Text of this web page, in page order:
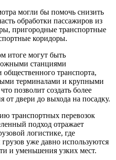
могли бы помочь снизить
обработки пассажиров из
пригородные транспортные
коридоры.
итоге могут быть
станциями
транспорта,
терминалами и крупными
позволит создать более
от двери до выхода на посадку.
транспортных перевозок
подход отражает
логистике, где
уже давно используются
и уменьшения узких мест.